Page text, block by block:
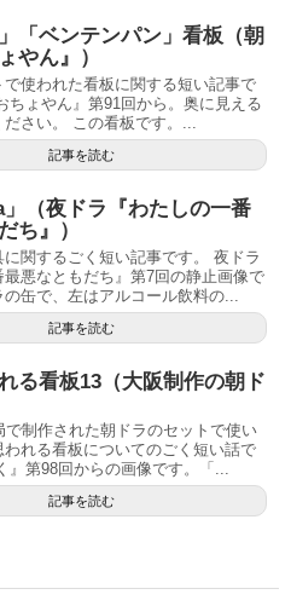
「ベンテンパン」看板（朝
やん』）
で使われた看板に関する短い記事で
ちょやん』第91回から。奥に見える
さい。 この看板です。...
記事を読む
」（夜ドラ『わたしの一番
ち』）
に関するごく短い記事です。 夜ドラ
最悪なともだち』第7回の静止画像で
缶で、左はアルコール飲料の...
記事を読む
る看板13（大阪制作の朝ド
で制作された朝ドラのセットで使い
われる看板についてのごく短い話で
』第98回からの画像です。「...
記事を読む